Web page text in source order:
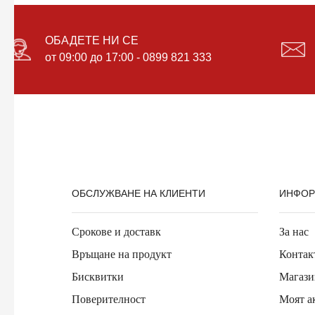
ОБАДЕТЕ НИ СЕ
от 09:00 до 17:00 - 0899 821 333
ОБСЛУЖВАНЕ НА КЛИЕНТИ
Срокове и доставк
Връщане на продукт
Бисквитки
Поверителност
За нас
Моят